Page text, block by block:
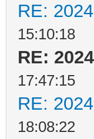
RE:
15:10:18
RE:
17:47:15
RE:
18:08:22